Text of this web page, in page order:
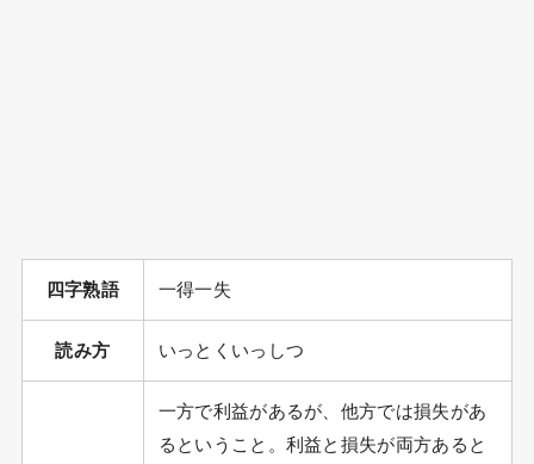
四字熟語 一得一失
読み方 いっとくいっしつ
一方で利益があるが、他方では損失があ
るということ。利益と損失が両方あると